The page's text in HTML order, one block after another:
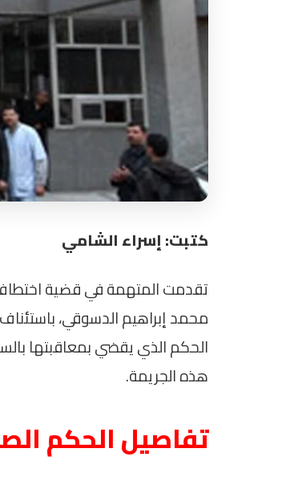
كتبت: إسراء الشامي
تقدمت المتهمة في قضية
محمد إبراهيم الدسوقي،
هذه الجريمة.
تفاصيل الحكم